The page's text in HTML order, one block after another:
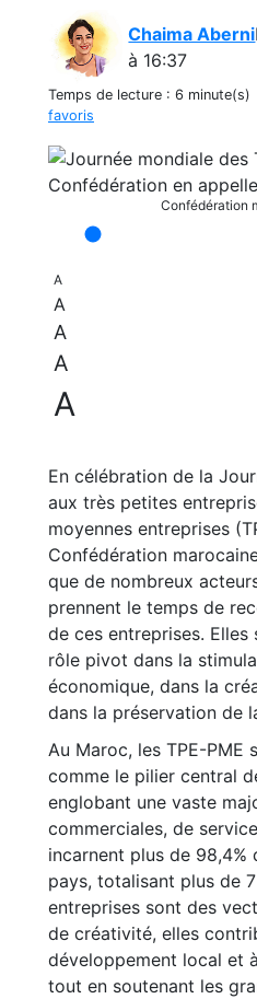
Chaima Aberni
à 16:37
Temps de lecture : 6 minute(s)
favoris
Confédération
A
A
A
A
A
En célébration de la
aux très petites
moyennes entreprises
Confédération
que de nombreux
prennent le temps de
de ces entreprises.
rôle pivot dans la
économique, dans la
dans la préservation de
Au Maroc, les TPE-PME
comme le pilier central
englobant une vaste
commerciales, de
incarnent plus de 98,4%
pays, totalisant plus de
entreprises sont des
de créativité, elles
développement local et
tout en soutenant les